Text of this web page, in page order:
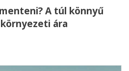
A túl könnyű
ára